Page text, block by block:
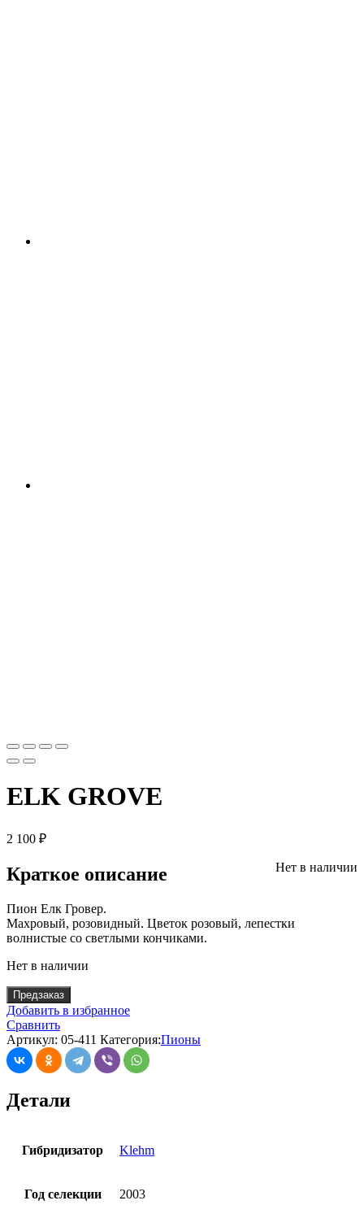
ELK GROVE
2 100 ₽
Нет в наличии
Краткое описание
Пион Елк Гровер.
Махровый, розовидный. Цветок розовый, лепестки
волнистые со светлыми кончиками.
Нет в наличии
Предзаказ
Добавить в избранное
Сравнить
Артикул: 05-411 Категория:Пионы
Детали
Гибридизатор Klehm
Год селекции 2003